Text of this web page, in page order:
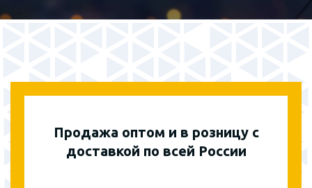
Продажа оптом и в розницу с
доставкой по всей России